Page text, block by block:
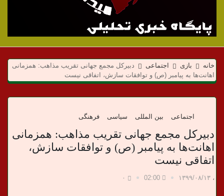
م
ی
د
ن
خ
خانه بازی اجتماعی
دبیرکل مجمع جهانی تقریب مذاهب: همزمانی
اهانت‌ها به پیامبر (ص) و توافقات سازش، اتفاقی نیست
اجتماعی بین المللی سیاسی فرهنگی
دبیرکل مجمع جهانی تقریب مذاهب: همزمانی
اهانت‌ها به پیامبر (ص) و توافقات سازش،
اتفاقی نیست
، ۱۳۹۹/۰۸/۱۳ 02:00 ۰